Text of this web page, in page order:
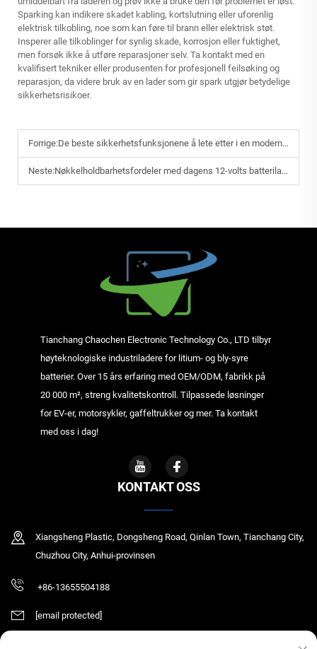
Sparking kan indikere skadet kabling, kortslutning eller uforenlig
elektrisk tilkobling, noe som kan føre til brann eller elektrisk støt.
Insperer alle tilkoblinger for synlig skade, korrosjon eller fuktighet,
men forsøk ikke å utføre reparasjoner selv. Ta kontakt med en
kvalifisert tekniker eller produsenten for profesjonell feilsøking og
reparasjon, da videre bruk av en lader som gir spark utgjør betydelige
sikkerhetsrisikoer.
Forrige:De beste sikkerhetsfunksjonene å lete etter i en moderne ebike-lader
Neste:Nøkkelholdbarhetsfordeler med dagens 12-volts batteriladere
Tianchang Chaochen Electronic Technology Co., LTD tilbyr
høyteknologiske industriladere for litium- og bly-syre
batterier. Over 15 års erfaring med OEM/ODM, fabrikk på
20 000 m², streng kvalitetskontroll. Tilpassede løsninger
for EV-er, motorsykler, gaffeltrukker og mer. Ta kontakt
med oss i dag!
KONTAKT OSS
Xiangsheng Plastic, Dongsheng Road, Qinlan Town, Tianchang City,
Chuzhou City, Anhui-provinsen
+86-13655504188
[email protected]